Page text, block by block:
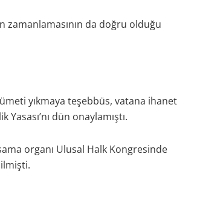
zamanlamasının da doğru olduğu
yıkmaya teşebbüs, vatana ihanet
dün onaylamıştı.
organı Ulusal Halk Kongresinde